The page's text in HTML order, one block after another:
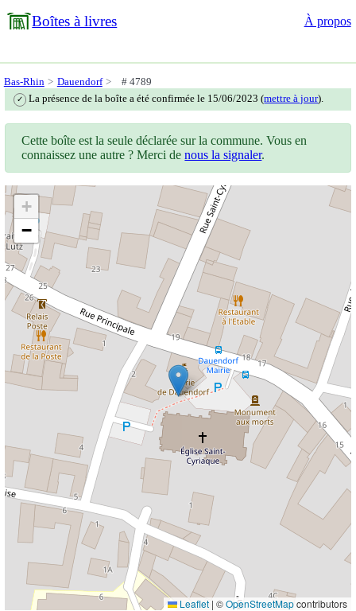
Boîtes à livres À propos
Bas-Rhin Dauendorf # 4789
✓ La présence de la boîte a été confirmée le 15/06/2023 (mettre à jour).
Cette boîte est la seule déclarée sur la commune. Vous en
connaissez une autre ? Merci denous la signaler.
+
−
Leaflet | ©OpenStreetMapcontributors